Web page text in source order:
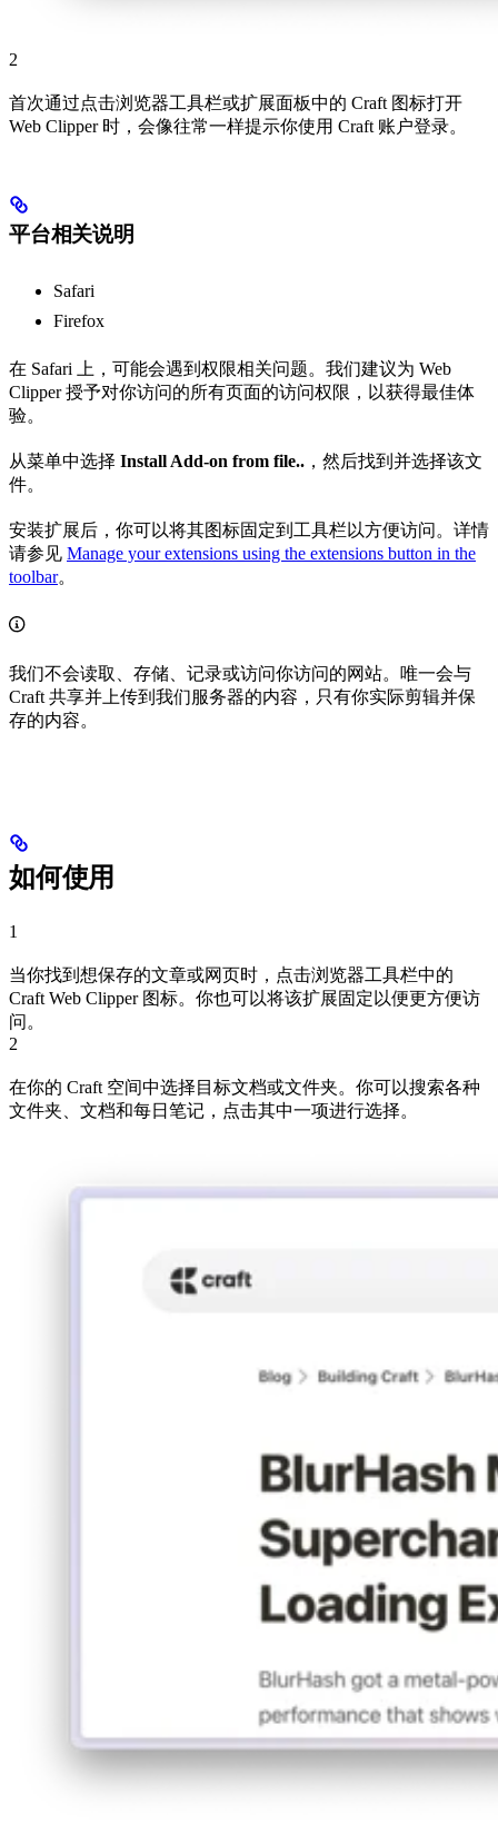
2
首次通过点击浏览器工具栏或扩展面板中的 Craft 图标打开
Web Clipper 时，会像往常一样提示你使用 Craft 账户登录。
平台相关说明
Safari
Firefox
在 Safari 上，可能会遇到权限相关问题。我们建议为 Web
Clipper 授予对你访问的所有页面的访问权限，以获得最佳体
验。
从菜单中选择 Install Add-on from file.. ，然后找到并选择该文
件。
安装扩展后，你可以将其图标固定到工具栏以方便访问。详情
请参见 Manage your extensions using the extensions button in the
toolbar。
我们不会读取、存储、记录或访问你访问的网站。唯一会与
Craft 共享并上传到我们服务器的内容，只有你实际剪辑并保
存的内容。
如何使用
1
当你找到想保存的文章或网页时，点击浏览器工具栏中的
Craft Web Clipper 图标。你也可以将该扩展固定以便更方便访
问。
2
在你的 Craft 空间中选择目标文档或文件夹。你可以搜索各种
文件夹、文档和每日笔记，点击其中一项进行选择。